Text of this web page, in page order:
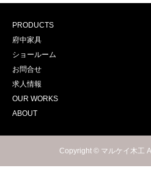
PRODUCTS
府中家具
ショールーム
お問合せ
求人情報
OUR WORKS
ABOUT
Copyright © マルケイ木工